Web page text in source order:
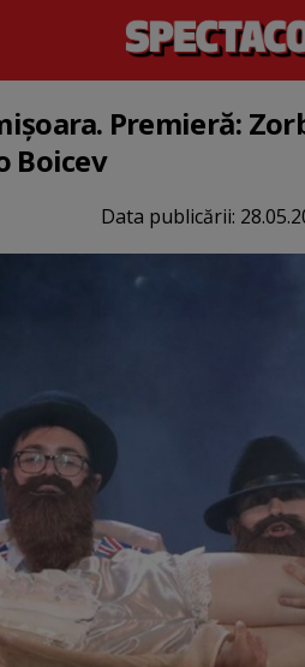
Premieră:
Boicev
Data publicării: